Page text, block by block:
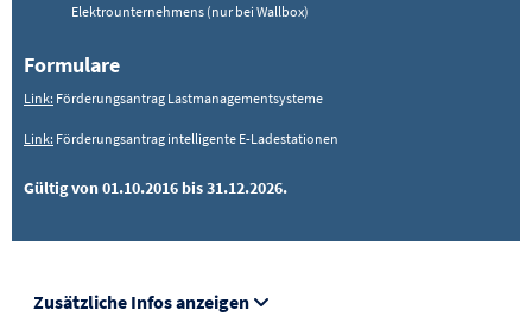
Elektrounternehmens (nur bei Wallbox)
Formulare
Link: Förderungsantrag Lastmanagementsysteme
Link: Förderungsantrag intelligente E-Ladestationen
Gültig von 01.10.2016 bis 31.12.2026.
Zusätzliche Infos anzeigen